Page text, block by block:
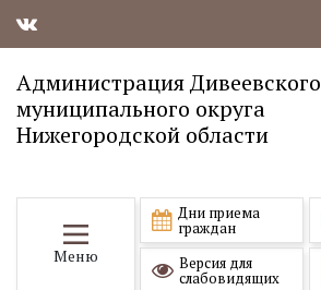
Администрация Дивеевского
муниципального округа
Нижегородской области
Меню
Дни приема
граждан
Версия для
слабовидящих